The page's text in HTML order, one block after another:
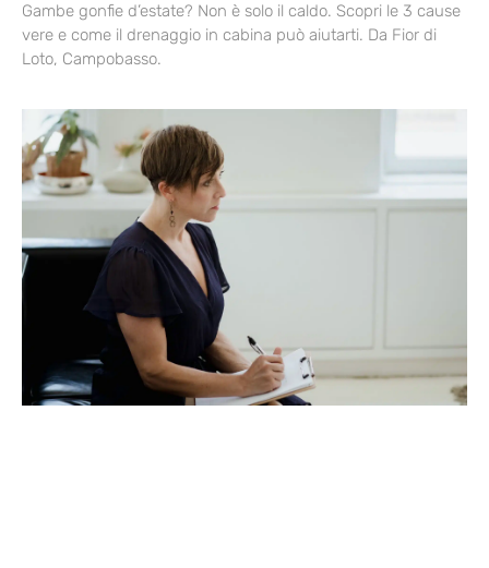
Gambe gonfie d’estate? Non è solo il caldo. Scopri le 3 cause
vere e come il drenaggio in cabina può aiutarti. Da Fior di
Loto, Campobasso.